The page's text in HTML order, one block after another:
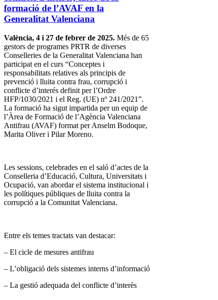
formació de l’AVAF en la
Generalitat Valenciana
València, 4 i 27 de febrer de 2025. Més de 65
gestors de programes PRTR de diverses
Conselleries de la Generalitat Valenciana han
participat en el curs “Conceptes i
responsabilitats relatives als principis de
prevenció i lluita contra frau, corrupció i
conflicte d’interés definit per l’Ordre
HFP/1030/2021 i el Reg. (UE) nº 241/2021”.
La formació ha sigut impartida per un equip de
l’Àrea de Formació de l’Agència Valenciana
Antifrau (AVAF) format per Anselm Bodoque,
Marita Oliver i Pilar Moreno.
Les sessions, celebrades en el saló d’actes de la
Conselleria d’Educació, Cultura, Universitats i
Ocupació, van abordar el sistema institucional i
les polítiques públiques de lluita contra la
corrupció a la Comunitat Valenciana.
Entre els temes tractats van destacar:
– El cicle de mesures antifrau
– L’obligació dels sistemes interns d’informació
– La gestió adequada del conflicte d’interès